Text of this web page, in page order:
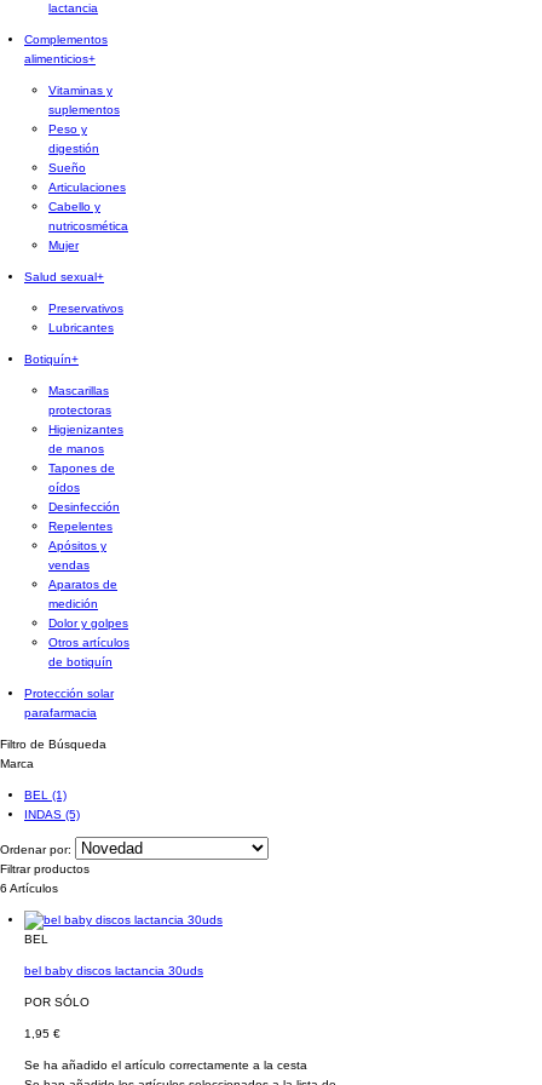
lactancia
Complementos
alimenticios+
Vitaminas y
suplementos
Peso y
digestión
Sueño
Articulaciones
Cabello y
nutricosmética
Mujer
Salud sexual+
Preservativos
Lubricantes
Botiquín+
Mascarillas
protectoras
Higienizantes
de manos
Tapones de
oídos
Desinfección
Repelentes
Apósitos y
vendas
Aparatos de
medición
Dolor y golpes
Otros artículos
de botiquín
Protección solar
parafarmacia
Filtro de Búsqueda
Marca
BEL (1)
INDAS (5)
Ordenar por:
Filtrar productos
6 Artículos
BEL
bel baby discos lactancia 30uds
POR SÓLO
1,95 €
Se ha añadido el artículo correctamente a la cesta